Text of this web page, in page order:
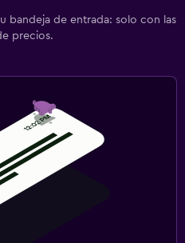
bandeja de entrada: solo con las
precios.